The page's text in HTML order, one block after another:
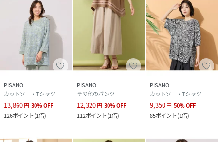
PISANO
カットソー・Tシャツ
13,860円 30%OFF
126ポイント(1倍)
PISANO
その他のパンツ
12,320円 30%OFF
112ポイント(1倍)
PISANO
カットソー・Tシャツ
9,350円 50%OFF
85ポイント(1倍)